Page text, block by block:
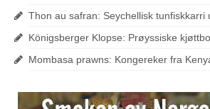
Thon au safran: Seychellisk tunfiskkarri
Königsberger Klopse: Prøyssiske
Mombasa prawns: Kongereker fra